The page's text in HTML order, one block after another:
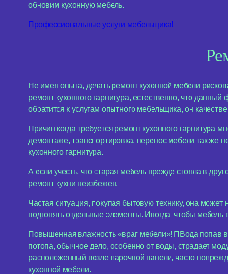
обновим кухонную мебель.
Профессиональные услуги мебельщика!
Не имея опыта, делать ремонт кухонной мебели
ремонт кухонного гарнитура, естественно, что
обратится к услугам опытного мебельщика, он
Причин когда требуется ремонт кухонного гарнитура
демонтаже, транспортировка, перенос мебели так же
кухонного гарнитура.
А если учесть, что старая мебель прежде стояла в
ремонт кухни неизбежен.
Частая ситуация, покупая бытовую технику, она может
подгонять отдельные элементы. Иногда, чтобы мебель
Повышенная влажность «враг мебели»! ПВода попав в
потопа, обычное дело, особенно от воды, страдает
расположенный возле варочной панели, часто
кухонной мебели.